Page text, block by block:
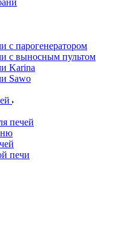
с парогенератором
с выносным пультом
Karina
Sawo
печей
печи